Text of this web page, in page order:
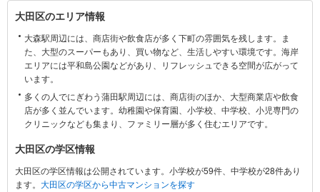
大
田
区
に
情
大田区のエリア情報
大森駅周辺には、商店街や飲食店が多く下町の雰囲気を残します。ま
た、大型のスーパーもあり、買い物など、生活しやすい環境です。海岸
エリアには平和島公園などがあり、リフレッシュできる空間が広がって
います。
多くの人でにぎわう蒲田駅周辺には、商店街のほか、大型商業店や飲食
店が多く並んでいます。幼稚園や保育園、小学校、中学校、小児専門の
クリニックなども集まり、ファミリー層が多く住むエリアです。
大田区の学区情報
大田区の学区情報は公開されています。小学校が59件、中学校が28件あり
ます。 大田区の学区から中古マンションを探す